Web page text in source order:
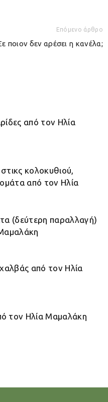
Επόμενο άρθρο
ποιον δεν αρέσει η κανέλα;
από τον Ηλία
κολοκυθιού,
από τον Ηλία
(δεύτερη παραλλαγή)
χαλβάς από τον Ηλία
τον Ηλία Μαμαλάκη